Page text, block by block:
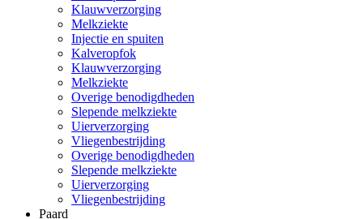
Klauwverzorging
Melkziekte
Injectie en spuiten
Kalveropfok
Klauwverzorging
Melkziekte
Overige benodigdheden
Slepende melkziekte
Uierverzorging
Vliegenbestrijding
Overige benodigdheden
Slepende melkziekte
Uierverzorging
Vliegenbestrijding
Paard